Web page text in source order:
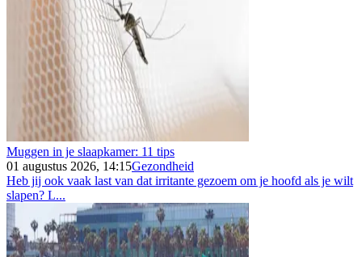
Muggen in je slaapkamer: 11 tips
01 augustus 2026, 14:15Gezondheid
Heb jij ook vaak last van dat irritante gezoem om je hoofd als je wilt
slapen? L...